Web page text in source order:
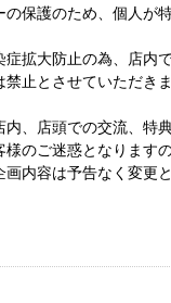
の保護のため、個人が
拡大防止の為、店内
禁止とさせていただき
、店頭での交流、特
のご迷惑となります
内容は予告なく変更